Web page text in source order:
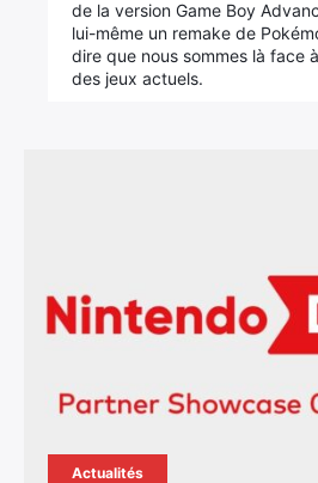
de la version Game Boy
lui-même un remake de
dire que nous sommes là face
des jeux actuels.
Actualités